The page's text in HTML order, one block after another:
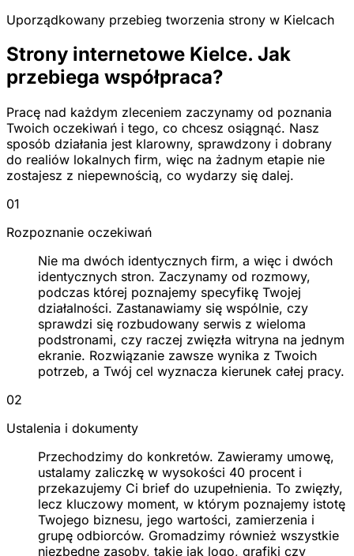
Uporządkowany przebieg tworzenia strony w Kielcach
Strony internetowe Kielce. Jak
przebiega współpraca?
Pracę nad każdym zleceniem zaczynamy od poznania
Twoich oczekiwań i tego, co chcesz osiągnąć. Nasz
sposób działania jest klarowny, sprawdzony i dobrany
do realiów lokalnych firm, więc na żadnym etapie nie
zostajesz z niepewnością, co wydarzy się dalej.
01
Rozpoznanie oczekiwań
Nie ma dwóch identycznych firm, a więc i dwóch
identycznych stron. Zaczynamy od rozmowy,
podczas której poznajemy specyfikę Twojej
działalności. Zastanawiamy się wspólnie, czy
sprawdzi się rozbudowany serwis z wieloma
podstronami, czy raczej zwięzła witryna na jednym
ekranie. Rozwiązanie zawsze wynika z Twoich
potrzeb, a Twój cel wyznacza kierunek całej pracy.
02
Ustalenia i dokumenty
Przechodzimy do konkretów. Zawieramy umowę,
ustalamy zaliczkę w wysokości 40 procent i
przekazujemy Ci brief do uzupełnienia. To zwięzły,
lecz kluczowy moment, w którym poznajemy istotę
Twojego biznesu, jego wartości, zamierzenia i
grupę odbiorców. Gromadzimy również wszystkie
niezbędne zasoby, takie jak logo, grafiki czy